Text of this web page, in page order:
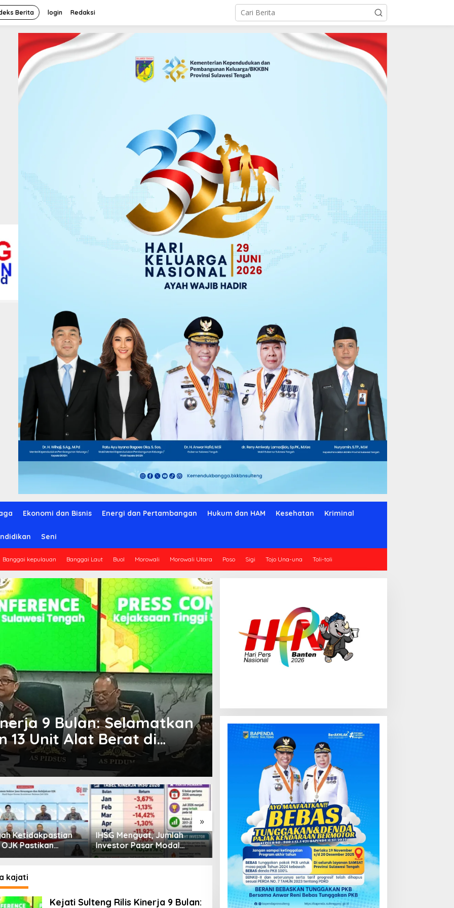
Berita login Redaksi
Ekonomi dan Bisnis Energi dan Pertambangan Hukum dan HAM Kesehatan Kriminal
Seni
Banggai kepulauan Banggai Laut Buol Morowali Morowali Utara Poso Sigi Tojo Una-una Toli-toli
9 Bulan: Selamatkan
13 Unit Alat Berat di
»
Jumlah
Pasar Modal
Pembiayaan Tumbuh
Positif, Ini Kondisi Terkini
Sektor PVML hingga Juni
Kondisi Perkembangan
Sektor Asuransi,
Penjaminan dan Dana
Pensiun Juni 2026
Kredit Perbankan Tumbuh
12,67 Persen, Kualitas Aset
dan Ketahanan Modal
Tetap Kokoh Juni 2026
kajati
Kejati Sulteng Rilis Kinerja 9 Bulan: